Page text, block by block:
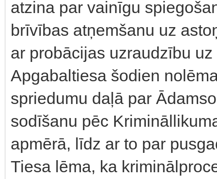
atzina par vainīgu
brīvības atņemšanu uz
ar probācijas uzraudzību
Apgabaltiesa šodien
spriedumu daļā par
sodīšanu pēc
apmērā, līdz ar to par
Tiesa lēma, ka